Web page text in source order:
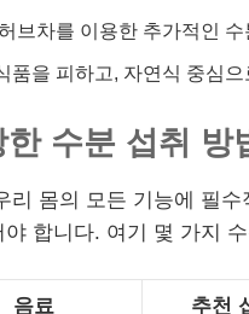
브차를 이용한 추가적인 수
품을 피하고, 자연식 중심으
한 수분 섭취 방
리 몸의 모든 기능에 필
야 합니다. 여기 몇 가지
음료 추천